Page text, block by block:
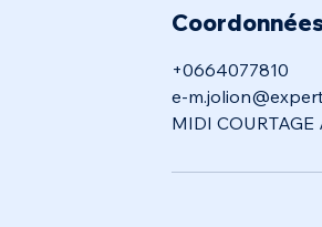
+0664077810
e-
MIDI